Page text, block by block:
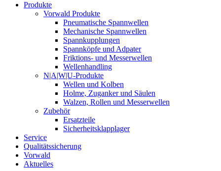
Produkte
Vorwald Produkte
Pneumatische Spannwellen
Mechanische Spannwellen
Spannkupplungen
Spannköpfe und Adpater
Friktions- und Messerwellen
Wellenhandling
N|A|W|U-Produkte
Wellen und Kolben
Holme, Zuganker und Säulen
Walzen, Rollen und Messerwellen
Zubehör
Ersatzteile
Sicherheitsklapplager
Service
Qualitätssicherung
Vorwald
Aktuelles